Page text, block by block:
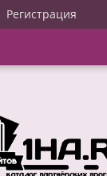
Регистрация